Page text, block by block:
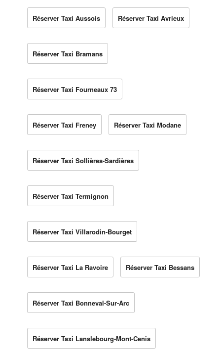
Réserver Taxi Aussois Réserver Taxi Avrieux
Réserver Taxi Bramans
Réserver Taxi Fourneaux 73
Réserver Taxi Freney Réserver Taxi Modane
Réserver Taxi Sollières-Sardières
Réserver Taxi Termignon
Réserver Taxi Villarodin-Bourget
Réserver Taxi La Ravoire Réserver Taxi Bessans
Réserver Taxi Bonneval-Sur-Arc
Réserver Taxi Lanslebourg-Mont-Cenis